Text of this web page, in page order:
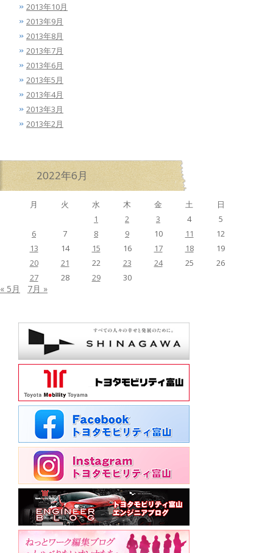
2013年10月
2013年9月
2013年8月
2013年7月
2013年6月
2013年5月
2013年4月
2013年3月
2013年2月
2022年6月
月 火 水 木 金 土
日
1
2 3 4
5
6
7 8 9 10 11
12
13
14 15 16 17 18
19
20
21 22 23 24 25
26
27
28 29 30
« 5月 7月 »